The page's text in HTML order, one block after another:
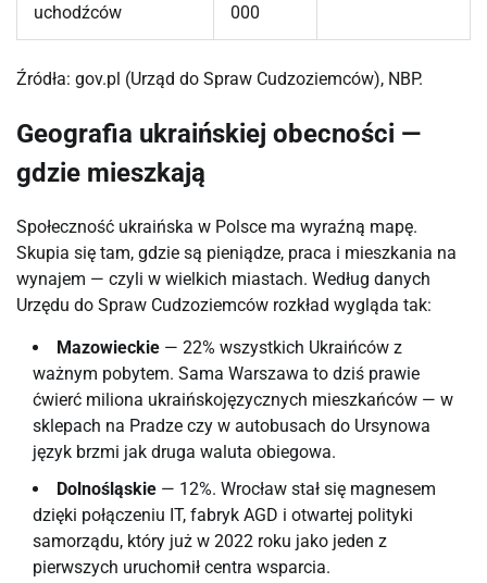
uchodźców
000
Źródła: gov.pl (Urząd do Spraw Cudzoziemców), NBP.
Geografia ukraińskiej obecności —
gdzie mieszkają
Społeczność ukraińska w Polsce ma wyraźną mapę.
Skupia się tam, gdzie są pieniądze, praca i mieszkania na
wynajem — czyli w wielkich miastach. Według danych
Urzędu do Spraw Cudzoziemców rozkład wygląda tak:
Mazowieckie — 22% wszystkich Ukraińców z
ważnym pobytem. Sama Warszawa to dziś prawie
ćwierć miliona ukraińskojęzycznych mieszkańców — w
sklepach na Pradze czy w autobusach do Ursynowa
język brzmi jak druga waluta obiegowa.
Dolnośląskie — 12%. Wrocław stał się magnesem
dzięki połączeniu IT, fabryk AGD i otwartej polityki
samorządu, który już w 2022 roku jako jeden z
pierwszych uruchomił centra wsparcia.